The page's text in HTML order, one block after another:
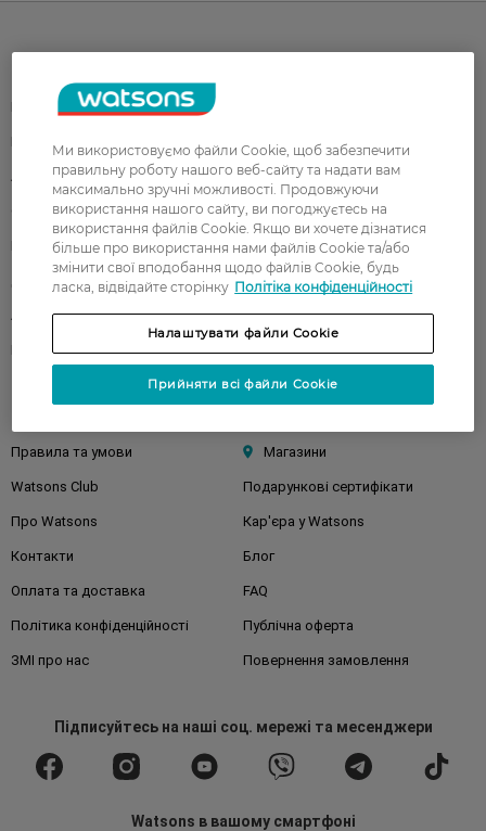
Корейска косметика
Парфуми Здоров'я
Акції Макіяж
Обличчя Тіло
Подарунки Діти
Волосся
Аксесуари Дерматокосметика
Бренди
Правила та умови Магазини
Watsons Club Подарункові сертифікати
Про Watsons Кар'єра у Watsons
Контакти Блог
Оплата та доставка FAQ
Політика конфіденційності Публічна оферта
ЗМІ про нас Повернення замовлення
Підписуйтесьна наші соц. мережі та месенджери
Watsons в вашому смартфоні
Ми використовуємо файли Cookie, щоб забезпечити
правильну роботу нашого веб-сайту та надати вам
максимально зручні можливості. Продовжуючи
використання нашого сайту, ви погоджуєтесь на
використання файлів Cookie. Якщо ви хочете дізнатися
більше про використання нами файлів Cookie та/або
змінити свої вподобання щодо файлів Cookie, будь
ласка, відвідайте сторінку Політіка конфіденційності
Налаштувати файли Cookie
Прийняти всі файли Cookie